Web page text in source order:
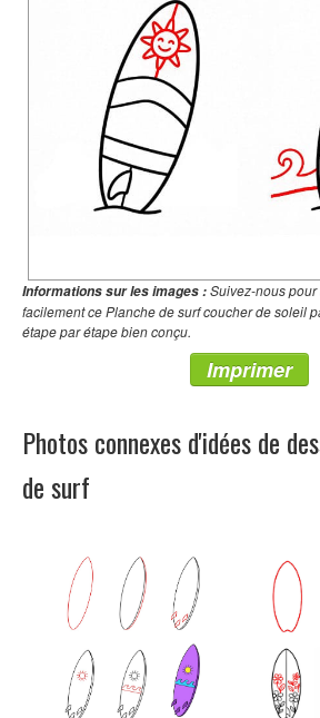
Informations sur les images :Suivez-nous
facilement ce Planche de surf coucher de soleil
étape par étape bien conçu.
Imprimer
Photos connexes d'idées de
de surf